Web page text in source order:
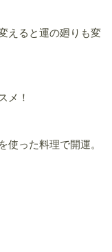
えると運の廻りも変
メ！
使った料理で開運。